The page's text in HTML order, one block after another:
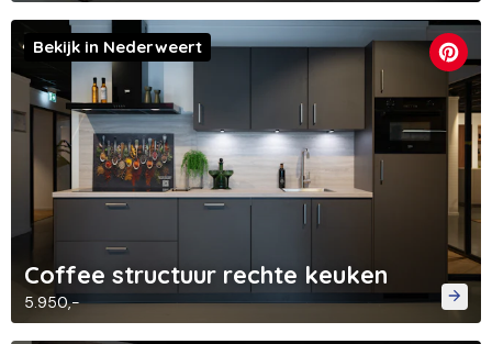
Coffee structuur rechte keuken
5.950,-
Bekijk in Nederweert